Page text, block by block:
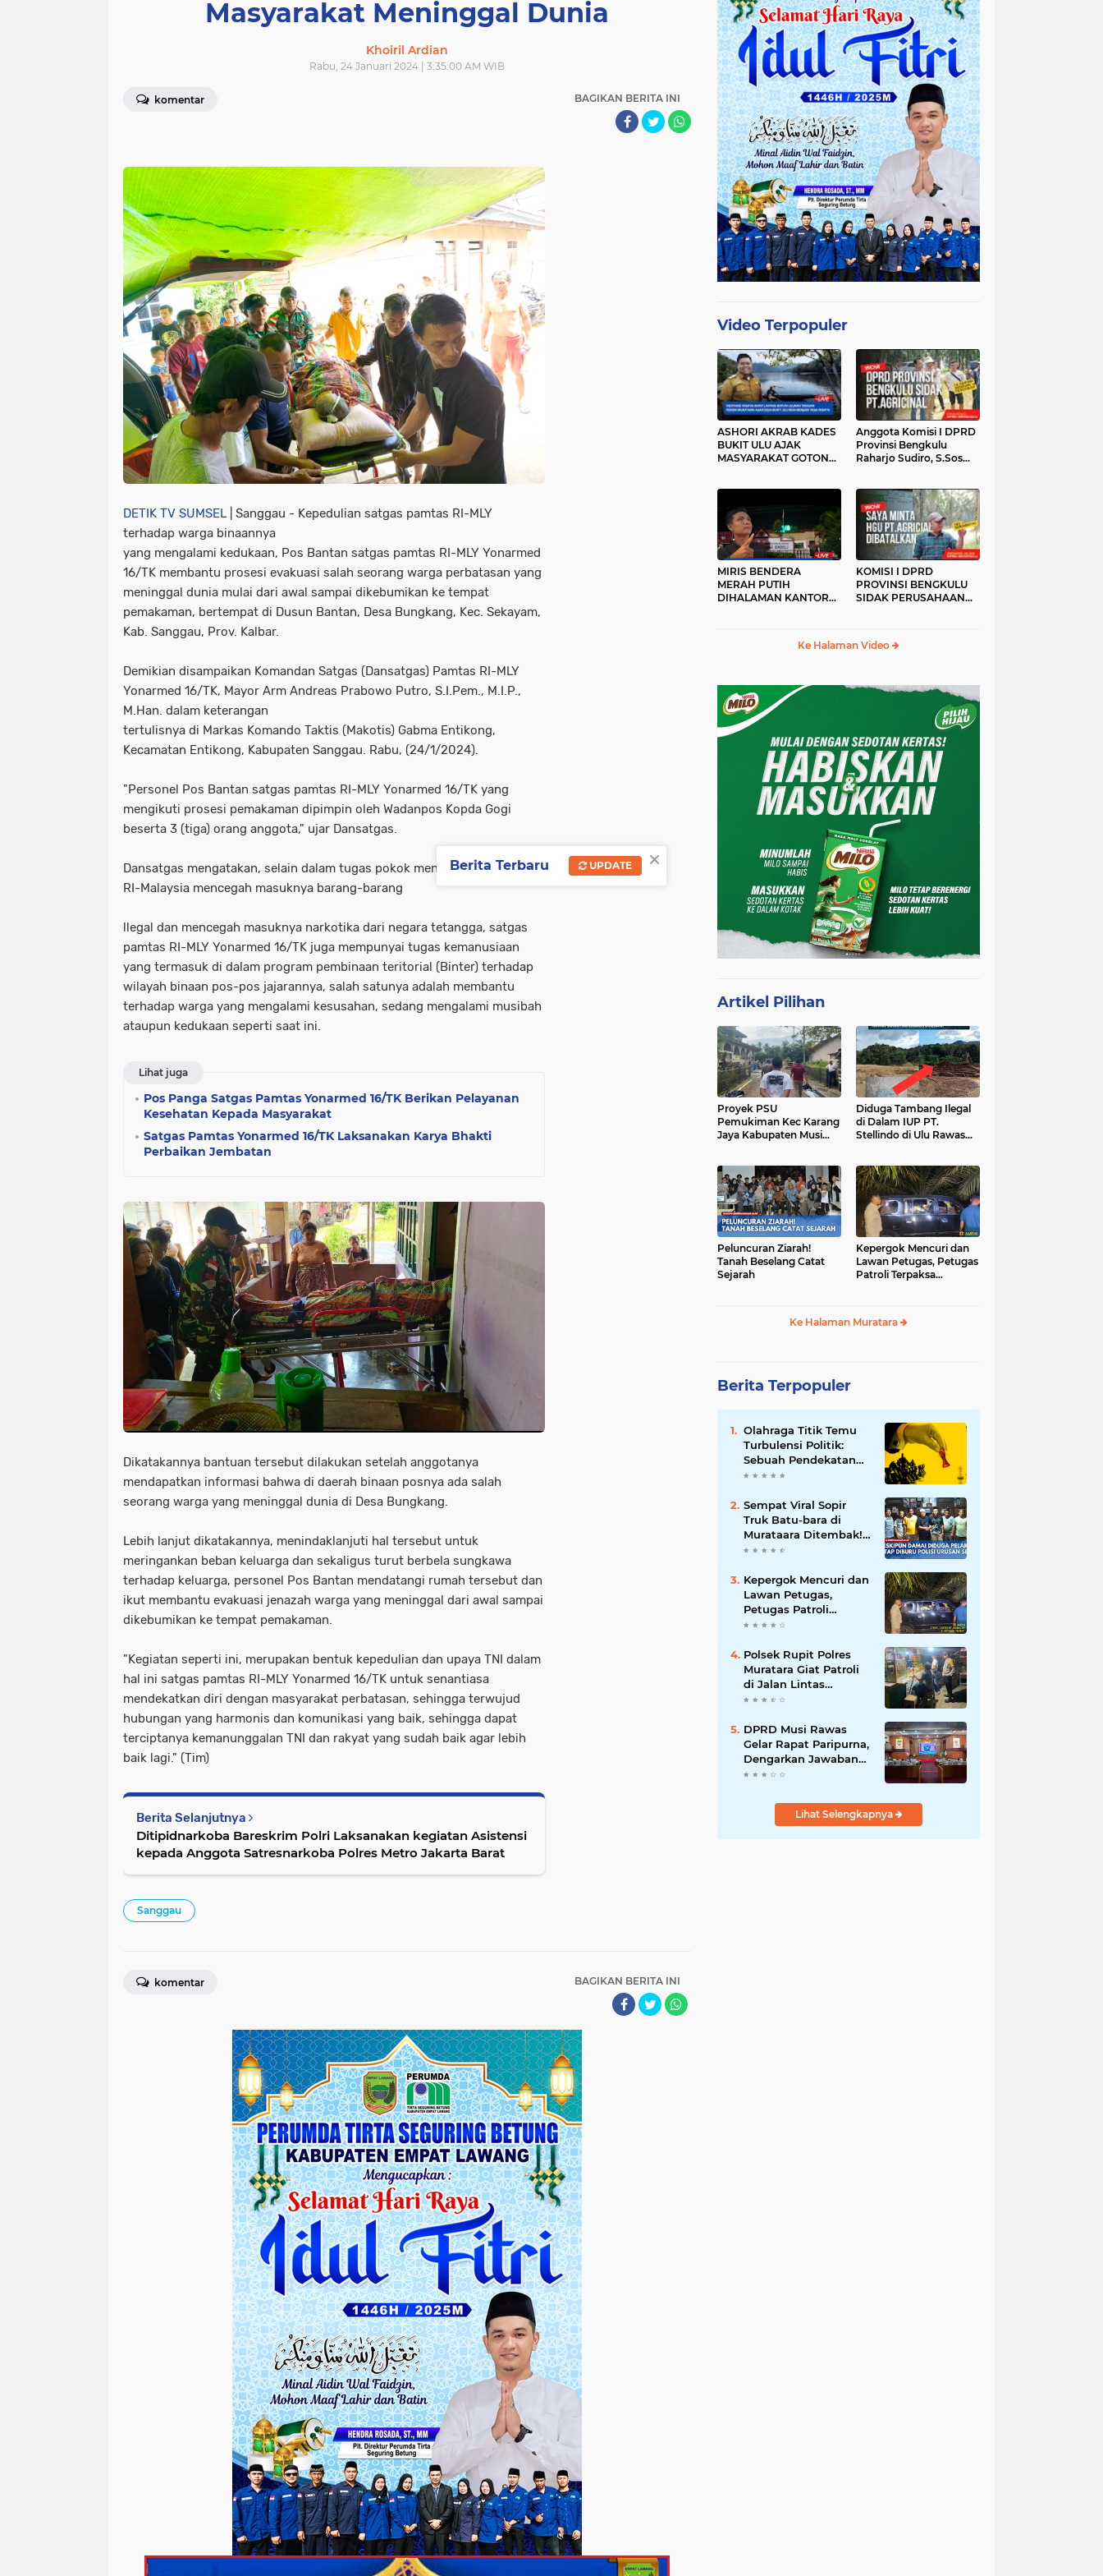
Masyarakat Meninggal Dunia
Khoiril Ardian
Rabu, 24 Januari 2024 | 3:35:00 AM WIB
komentar BAGIKAN BERITA INI
DETIK TV SUMSEL | Sanggau - Kepedulian satgas pamtas RI-MLY
terhadap warga binaannya
yang mengalami kedukaan, Pos Bantan satgas pamtas RI-MLY Yonarmed
16/TK membantu prosesi evakuasi salah seorang warga perbatasan yang
meninggal dunia mulai dari awal sampai dikebumikan ke tempat
pemakaman, bertempat di Dusun Bantan, Desa Bungkang, Kec. Sekayam,
Kab. Sanggau, Prov. Kalbar.
Demikian disampaikan Komandan Satgas (Dansatgas) Pamtas RI-MLY
Yonarmed 16/TK, Mayor Arm Andreas Prabowo Putro, S.I.Pem., M.I.P.,
M.Han. dalam keterangan
tertulisnya di Markas Komando Taktis (Makotis) Gabma Entikong,
Kecamatan Entikong, Kabupaten Sanggau. Rabu, (24/1/2024).
"Personel Pos Bantan satgas pamtas RI-MLY Yonarmed 16/TK yang
mengikuti prosesi pemakaman dipimpin oleh Wadanpos Kopda Gogi
beserta 3 (tiga) orang anggota," ujar Dansatgas.
Dansatgas mengatakan, selain dalam tugas pokok menjaga perbatasan
RI-Malaysia mencegah masuknya barang-barang
llegal dan mencegah masuknya narkotika dari negara tetangga, satgas
pamtas RI-MLY Yonarmed 16/TK juga mempunyai tugas kemanusiaan
yang termasuk di dalam program pembinaan teritorial (Binter) terhadap
wilayah binaan pos-pos jajarannya, salah satunya adalah membantu
terhadap warga yang mengalami kesusahan, sedang mengalami musibah
ataupun kedukaan seperti saat ini.
Lihat juga
Pos Panga Satgas Pamtas Yonarmed 16/TK Berikan Pelayanan
Kesehatan Kepada Masyarakat
Satgas Pamtas Yonarmed 16/TK Laksanakan Karya Bhakti
Perbaikan Jembatan
Dikatakannya bantuan tersebut dilakukan setelah anggotanya
mendapatkan informasi bahwa di daerah binaan posnya ada salah
seorang warga yang meninggal dunia di Desa Bungkang.
Lebih lanjut dikatakannya, menindaklanjuti hal tersebut untuk
meringankan beban keluarga dan sekaligus turut berbela sungkawa
terhadap keluarga, personel Pos Bantan mendatangi rumah tersebut dan
ikut membantu evakuasi jenazah warga yang meninggal dari awal sampai
dikebumikan ke tempat pemakaman.
"Kegiatan seperti ini, merupakan bentuk kepedulian dan upaya TNI dalam
hal ini satgas pamtas RI-MLY Yonarmed 16/TK untuk senantiasa
mendekatkan diri dengan masyarakat perbatasan, sehingga terwujud
hubungan yang harmonis dan komunikasi yang baik, sehingga dapat
terciptanya kemanunggalan TNI dan rakyat yang sudah baik agar lebih
baik lagi." (Tim)
Berita Selanjutnya
Ditipidnarkoba Bareskrim Polri Laksanakan kegiatan Asistensi
kepada Anggota Satresnarkoba Polres Metro Jakarta Barat
Sanggau
BAGIKAN BERITA INI
komentar
Video Terpopuler
ASHORI AKRAB KADES
BUKIT ULU AJAK
MASYARAKAT GOTONG
Anggota Komisi I DPRD
Provinsi Bengkulu
Raharjo Sudiro, S.Sos
MIRIS BENDERA
MERAH PUTIH
DIHALAMAN KANTOR
KOMISI I DPRD
PROVINSI BENGKULU
SIDAK PERUSAHAAN
Ke Halaman Video
Artikel Pilihan
Proyek PSU
Pemukiman Kec Karang
Jaya Kabupaten Musi
Diduga Tambang Ilegal
di Dalam IUP PT.
Stellindo di Ulu Rawas
Peluncuran Ziarah!
Tanah Beselang Catat
Sejarah
Kepergok Mencuri dan
Lawan Petugas, Petugas
Patroli Terpaksa
Ke Halaman Muratara
Berita Terpopuler
Olahraga Titik Temu
Turbulensi Politik:
Sebuah Pendekatan
Batalnya Tuan Rumah
Sempat Viral Sopir
Truk Batu-bara di
Murataara Ditembak!
Namun Dikabarkan
Kepergok Mencuri dan
Lawan Petugas,
Petugas Patroli
Terpaksa Lumpuhkan
Polsek Rupit Polres
Muratara Giat Patroli
di Jalan Lintas
Sumatera
DPRD Musi Rawas
Gelar Rapat Paripurna,
Dengarkan Jawaban
Eksekutif Atas 4
Lihat Selengkapnya
×
Berita Terbaru UPDATE